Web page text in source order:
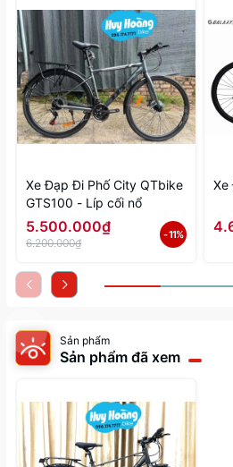
Xe Đạp Đi Phố City QTbike
GTS100 - Líp cối nổ
5.500.000₫
6.200.000₫
- 11%
Xe
Sản phẩm
Sản phẩm đã xem